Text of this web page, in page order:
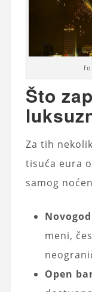
Što
Za tih
tisuća eura
samog
meni,
Open